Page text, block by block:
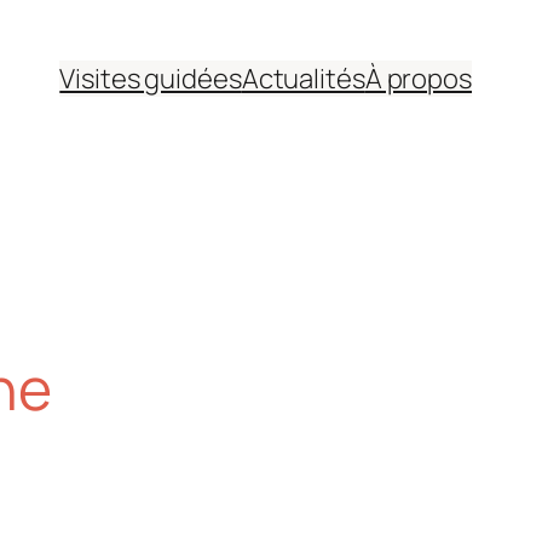
Visites guidéesActualitésÀ propos